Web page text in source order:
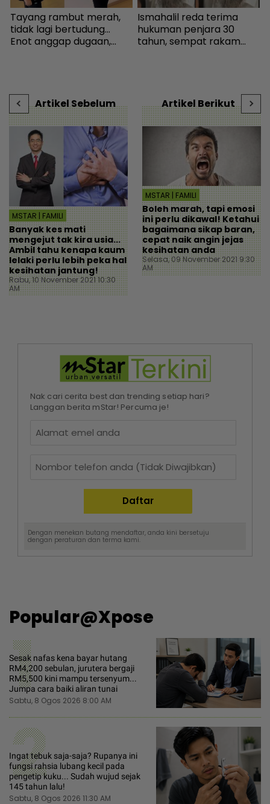
Tayang rambut merah,
tidak lagi bertudung...
Enot anggap dugaan,
Ismahalil reda terima
hukuman penjara 30
tahun, sempat rakam
Artikel Sebelum
MSTAR | FAMILI
Banyak kes mati
mengejut tak kira usia...
Ambil tahu kenapa kaum
lelaki perlu lebih peka hal
kesihatan jantung!
Rabu, 10 November 2021 10:30
AM
Artikel Berikut
MSTAR | FAMILI
Boleh marah, tapi emosi
ini perlu dikawal! Ketahui
bagaimana sikap baran,
cepat naik angin jejas
kesihatan anda
Selasa, 09 November 2021 9:30
AM
Nak cari cerita best dan trending setiap hari?
Langgan berita mStar! Percuma je!
Dengan menekan butang mendaftar, anda kini bersetuju
dengan peraturan dan terma kami.
Popular@Xpose
1
Sesak nafas kena bayar hutang
RM4,200 sebulan, jurutera bergaji
RM5,500 kini mampu tersenyum...
Jumpa cara baiki aliran tunai
Sabtu, 8 Ogos 2026 8:00 AM
2
Ingat tebuk saja-saja? Rupanya ini
fungsi rahsia lubang kecil pada
pengetip kuku... Sudah wujud sejak
145 tahun lalu!
Sabtu, 8 Ogos 2026 11:30 AM